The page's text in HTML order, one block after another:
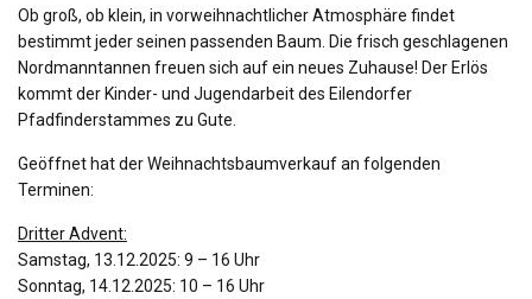
Ob groß, ob klein, in vorweihnachtlicher Atmosphäre findet
bestimmt jeder seinen passenden Baum. Die frisch geschlagenen
Nordmanntannen freuen sich auf ein neues Zuhause! Der Erlös
kommt der Kinder- und Jugendarbeit des Eilendorfer
Pfadfinderstammes zu Gute.
Geöffnet hat der Weihnachtsbaumverkauf an folgenden
Terminen:
Dritter Advent:
Samstag, 13.12.2025: 9 – 16 Uhr
Sonntag, 14.12.2025: 10 – 16 Uhr